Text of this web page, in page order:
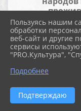
Пользуясь нашим
обработки
веб-сайт и другие
сервисы
"PRO.Культура",
Подробнее
Подтверждаю